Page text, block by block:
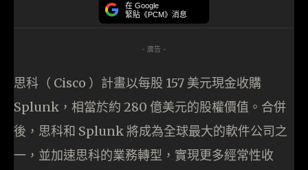
在 Google
緊貼《PCM》消息
- 廣告 -
思科（ Cisco ）計畫以每股 157 美元現金收購
Splunk，相當於約 280 億美元的股權價值。合併
後，思科和 Splunk 將成為全球最大的軟件公司之
一，並加速思科的業務轉型，實現更多經常性收